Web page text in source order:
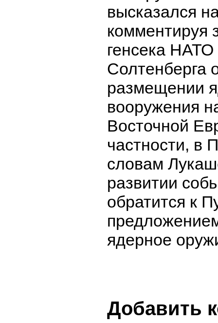
высказался
комментируя
генсека
Солтенберга
размещении
вооружения
Восточной
частности, в
словам
развитии
обратится к
ядерное
Добавить